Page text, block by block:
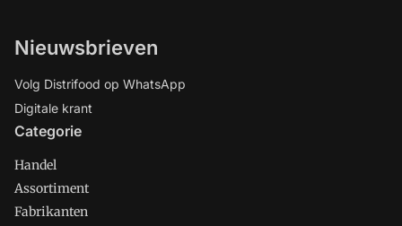
Nieuwsbrieven
Volg Distrifood op WhatsApp
Digitale krant
Categorie
Handel
Assortiment
Fabrikanten